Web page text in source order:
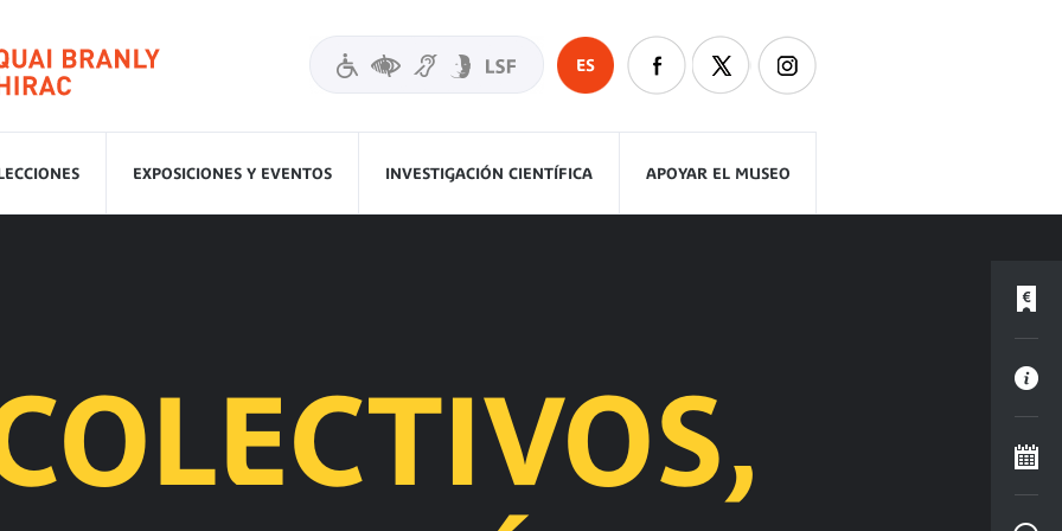
ES
EXPOSICIONES Y EVENTOS INVESTIGACIÓN CIENTÍFICA APOYAR EL MUSEO